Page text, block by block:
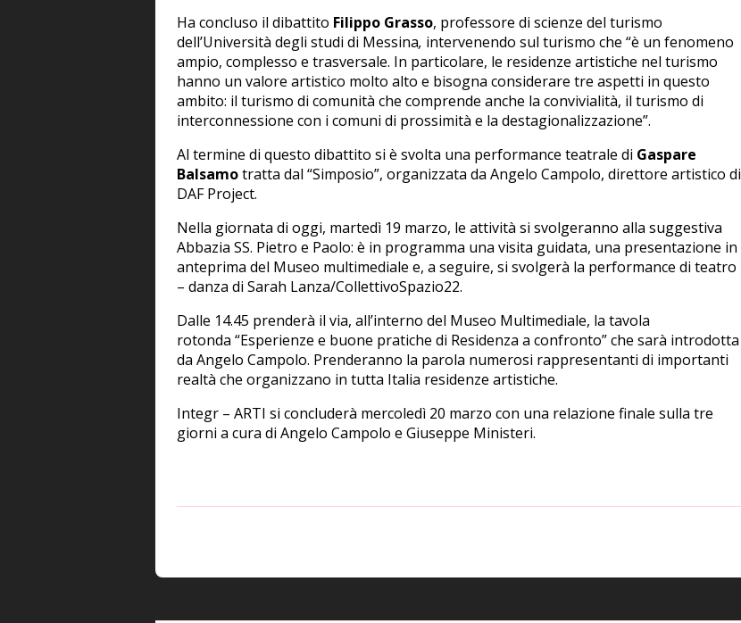
Ha concluso il dibattito Filippo Grasso, professore di scienze del turismo
dell’Università degli studi di Messina, intervenendo sul turismo che “è un fenomeno
ampio, complesso e trasversale. In particolare, le residenze artistiche nel turismo
hanno un valore artistico molto alto e bisogna considerare tre aspetti in questo
ambito: il turismo di comunità che comprende anche la convivialità, il turismo di
interconnessione con i comuni di prossimità e la destagionalizzazione”.
Al termine di questo dibattito si è svolta una performance teatrale di Gaspare
Balsamotratta dal “Simposio”, organizzata da Angelo Campolo, direttore artistico di
DAF Project.
Nella giornata di oggi, martedì 19 marzo, le attività si svolgeranno alla suggestiva
Abbazia SS. Pietro e Paolo: è in programma una visita guidata, una presentazione in
anteprima del Museo multimediale e, a seguire, si svolgerà la performance di teatro
– danza di Sarah Lanza/CollettivoSpazio22.
Dalle 14.45 prenderà il via, all’interno del Museo Multimediale, la tavola
rotonda “Esperienze e buone pratiche di Residenza a confronto” che sarà introdotta
da Angelo Campolo. Prenderanno la parola numerosi rappresentanti di importanti
realtà che organizzano in tutta Italia residenze artistiche.
Integr – ARTI si concluderà mercoledì 20 marzo con una relazione finale sulla tre
giorni a cura di Angelo Campolo e Giuseppe Ministeri.